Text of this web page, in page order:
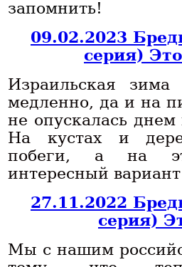
запомнить!
09.02.2023
серия)
Израильская
медленно, да и на
не опускалась
На кустах и
побеги, а на
интересный
27.11.2022
серия)
Мы с нашим